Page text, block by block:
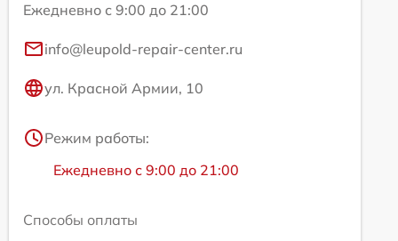
Ежедневно с 9:00 до 21:00
info@leupold-repair-center.ru
ул. Красной Армии, 10
Режим работы:
Ежедневно с 9:00 до 21:00
Способы оплаты